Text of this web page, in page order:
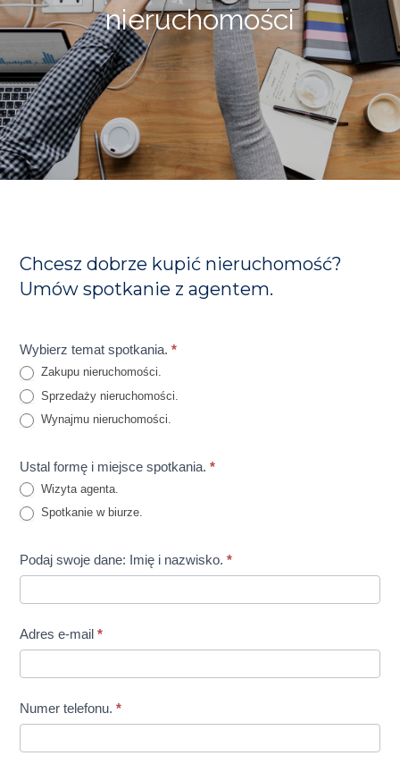
nieruchomości
Chcesz dobrze kupić nieruchomość?
Umów spotkanie z agentem.
Umów
spotkanie
z
agentem.
Wybierz temat spotkania.*
Zakupu nieruchomości.
Sprzedaży nieruchomości.
Wynajmu nieruchomości.
Ustal formę i miejsce spotkania.*
Wizyta agenta.
Spotkanie w biurze.
Podaj swoje dane: Imię i nazwisko.*
Adres e-mail*
Numer telefonu.*